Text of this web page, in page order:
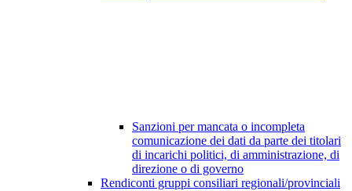
Sanzioni per mancata o incompleta
comunicazione dei dati da parte dei titolari
di incarichi politici, di amministrazione, di
direzione o di governo
Rendiconti gruppi consiliari regionali/provinciali